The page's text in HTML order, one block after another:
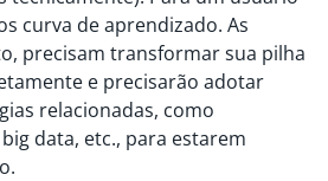
curva de aprendizado. As
precisam transformar sua pilha
e precisarão adotar
relacionadas, como
data, etc., para estarem